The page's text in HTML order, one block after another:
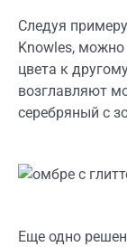
Следуя
Knowles, можно
цвета к
возглавляют
серебряный с
Еще одно